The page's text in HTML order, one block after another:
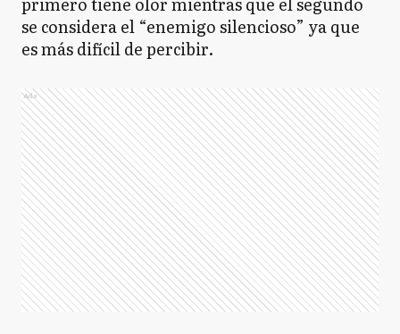
se considera el “enemigo silencioso” ya que
es más difícil de percibir.
Ads